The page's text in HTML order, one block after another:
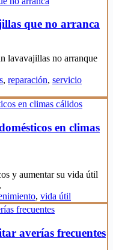
que no arranca
lavavajillas no arranque
, reparación, servicio
en climas
y aumentar su vida útil
, vida útil
averías frecuentes